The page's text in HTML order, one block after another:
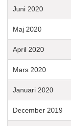
Juni 2020
Maj 2020
April 2020
Mars 2020
Januari 2020
December 2019